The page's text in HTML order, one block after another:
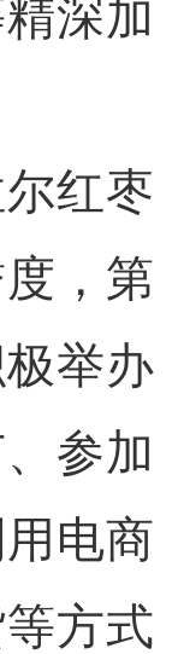
深加
红枣
，第
举办
参加
电商
方式